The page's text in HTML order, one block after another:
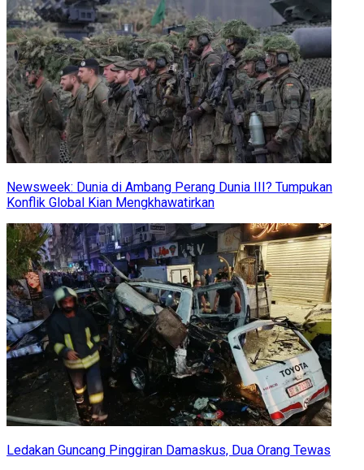
Newsweek: Dunia di Ambang Perang Dunia III? Tumpukan
Konflik Global Kian Mengkhawatirkan
Ledakan Guncang Pinggiran Damaskus, Dua Orang Tewas